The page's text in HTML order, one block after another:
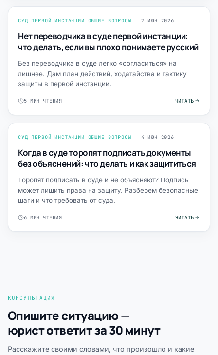
СУД ПЕРВОЙ ИНСТАНЦИИ ОБЩИЕ ВОПРОСЫ 7 ИЮН 2026
Нет переводчика в суде первой инстанции:
что делать, если вы плохо понимаете русский
Без переводчика в суде легко «согласиться» на
лишнее. Дам план действий, ходатайства и тактику
защиты в первой инстанции.
5 МИН ЧТЕНИЯ ЧИТАТЬ
СУД ПЕРВОЙ ИНСТАНЦИИ ОБЩИЕ ВОПРОСЫ 4 ИЮН 2026
Когда в суде торопят подписать документы
без объяснений: что делать и как защититься
Торопят подписать в суде и не объясняют? Подпись
может лишить права на защиту. Разберем безопасные
шаги и что требовать от суда.
6 МИН ЧТЕНИЯ ЧИТАТЬ
КОНСУЛЬТАЦИЯ
Опишите ситуацию —
юрист ответит за 30 минут
Расскажите своими словами, что произошло и какие